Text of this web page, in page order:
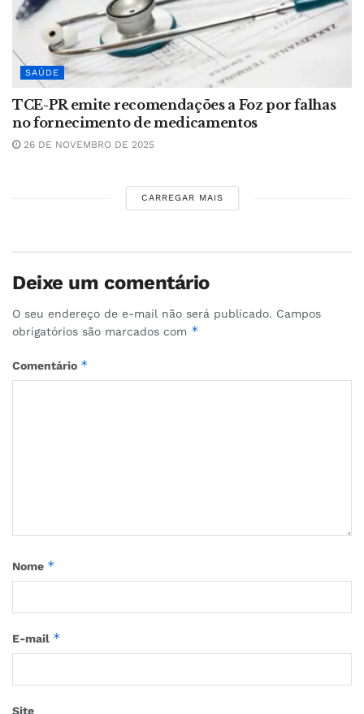
SAÚDE
TCE-PR emite recomendações a Foz por falhas
no fornecimento de medicamentos
26 DE NOVEMBRO DE 2025
CARREGAR MAIS
Deixe um comentário
O seu endereço de e-mail não será publicado. Campos
obrigatórios são marcados com *
Comentário *
Nome *
E-mail *
Site